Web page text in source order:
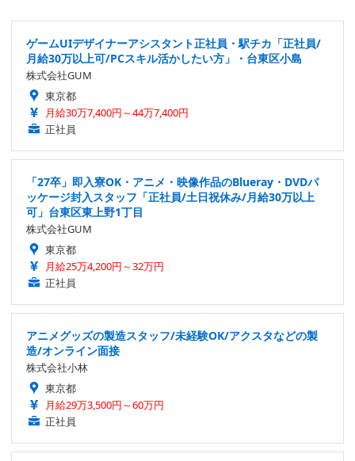
ゲームUIデザイナーアシスタント正社員・駅チカ「正社員/
月給30万以上可/PCスキル活かしたい方」・台東区小島
株式会社GUM
東京都
月給30万7,400円～44万7,400円
正社員
「27卒」即入寮OK・アニメ・映像作品のBlueray・DVDパ
ッケージ封入スタッフ「正社員/土日祝休み/月給30万以上
可」台東区東上野1丁目
株式会社GUM
東京都
月給25万4,200円～32万円
正社員
アニメグッズの製造スタッフ/未経験OK/アクスタなどの製
造/オンライン面接
株式会社小林
東京都
月給29万3,500円～60万円
正社員